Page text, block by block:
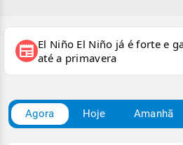
newspaper El Niño El Niño já é forte e
até a primavera
Agora Hoje Amanhã